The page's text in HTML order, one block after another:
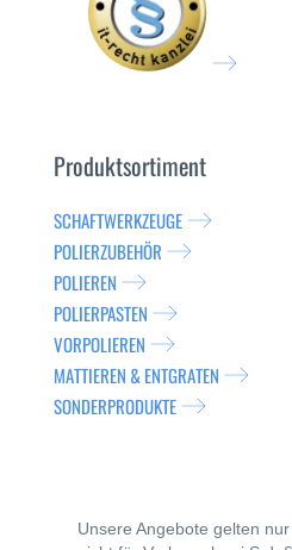
Produktsortiment
SCHAFTWERKZEUGE
POLIERZUBEHÖR
POLIEREN
POLIERPASTEN
VORPOLIEREN
MATTIEREN & ENTGRATEN
SONDERPRODUKTE
Unsere Angebote gelten